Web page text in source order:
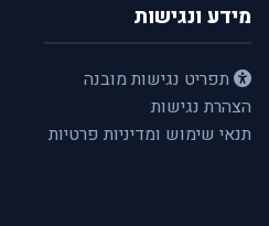
מידע ונגישות
תפריט נגישות מובנה
הצהרת נגישות
תנאי שימוש ומדיניות פרטיות